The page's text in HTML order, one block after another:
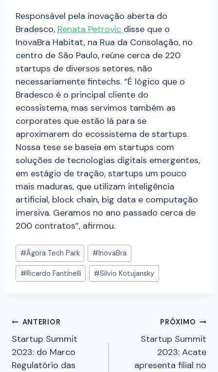
Responsável pela inovação aberta do
Bradesco, Renata Petrovic disse que o
InovaBra Habitat, na Rua da Consolação, no
centro de São Paulo, reúne cerca de 220
startups de diversos setores, não
necessariamente fintechs. “É lógico que o
Bradesco é o principal cliente do
ecossistema, mas servimos também as
corporates que estão lá para se
aproximarem do ecossistema de startups.
Nossa tese se baseia em startups com
soluções de tecnologias digitais emergentes,
em estágio de tração, startups um pouco
mais maduras, que utilizam inteligência
artificial, block chain, big data e computação
imersiva. Geramos no ano passado cerca de
200 contratos”, afirmou.
#Ágora Tech Park #InovaBra
#Ricardo Fantinelli #Silvio Kotujansky
ANTERIOR
Startup Summit
2023: do Marco
Regulatório das
PRÓXIMO
Startup Summit
2023: Acate
apresenta filial no